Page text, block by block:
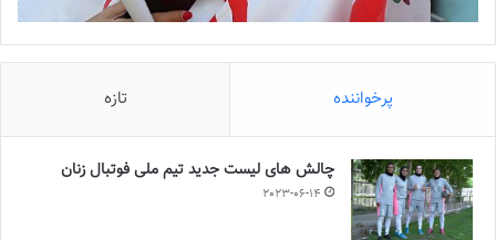
پرخواننده تازه
چالش هاى ليست جدید تيم ملى فوتبال زنان
2023-06-14